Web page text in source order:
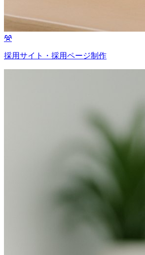
採用サイト・採用ページ制作